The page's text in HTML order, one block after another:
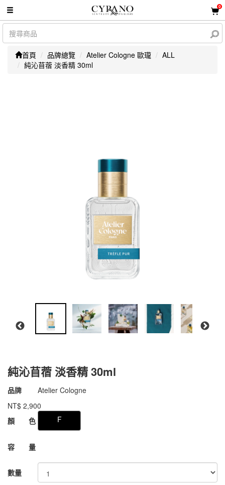
0
首頁 品牌總覽 Atelier Cologne 歐瓏
ALL
純沁苜蓿 淡香精 30ml
純沁苜蓿 淡香精 30ml
商品代號 011fAC002
011fAC002
品牌
Atelier Cologne
NT$ 2,900
GOODS000000000000007581295
顏 色 F
容 量
數量